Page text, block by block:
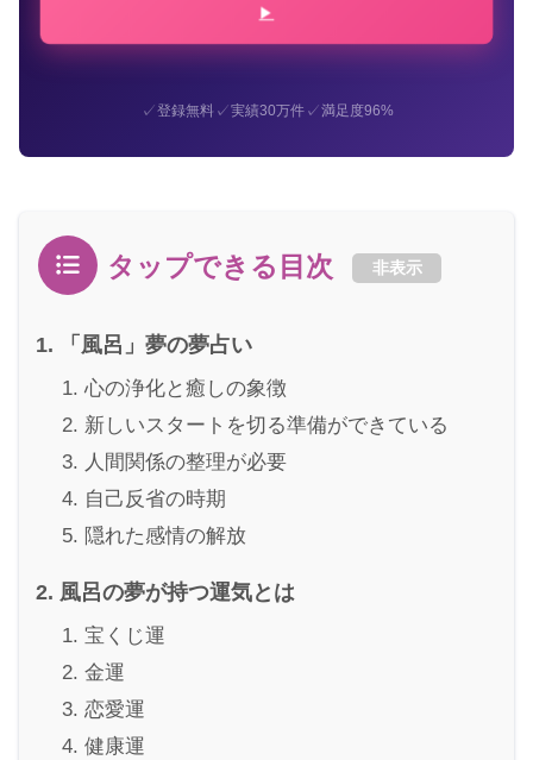
✓登録無料✓実績30万件✓満足度96%
タップできる目次 非表示
「風呂」夢の夢占い
心の浄化と癒しの象徴
新しいスタートを切る準備ができている
人間関係の整理が必要
自己反省の時期
隠れた感情の解放
風呂の夢が持つ運気とは
宝くじ運
金運
恋愛運
健康運